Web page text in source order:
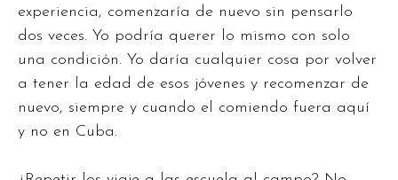
experiencia, comenzaría de nuevo sin pensarlo
dos veces. Yo podría querer lo mismo con solo
una condición. Yo daría cualquier cosa por volver
a tener la edad de esos jóvenes y recomenzar de
nuevo, siempre y cuando el comiendo fuera aquí
y no en Cuba.